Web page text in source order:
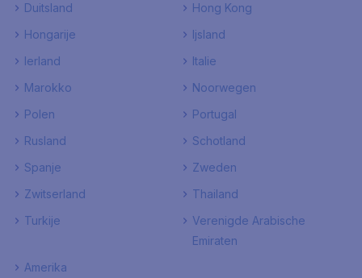
Duitsland
Hong Kong
Hongarije
Ijsland
Ierland
Italie
Marokko
Noorwegen
Polen
Portugal
Rusland
Schotland
Spanje
Zweden
Zwitserland
Thailand
Turkije
Verenigde Arabische
Emiraten
Amerika